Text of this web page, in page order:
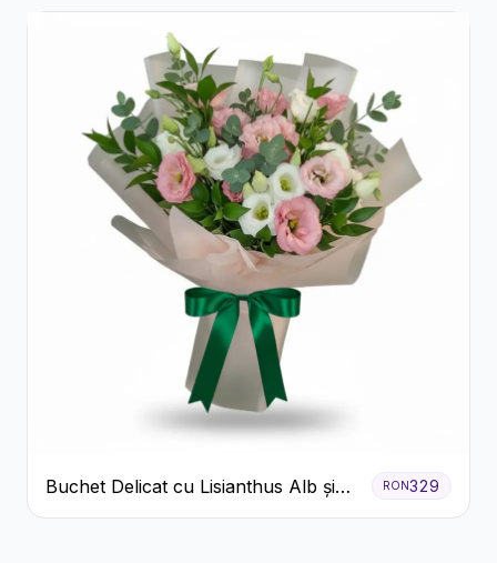
Buchet Delicat cu Lisianthus Alb și
Roz
RON329